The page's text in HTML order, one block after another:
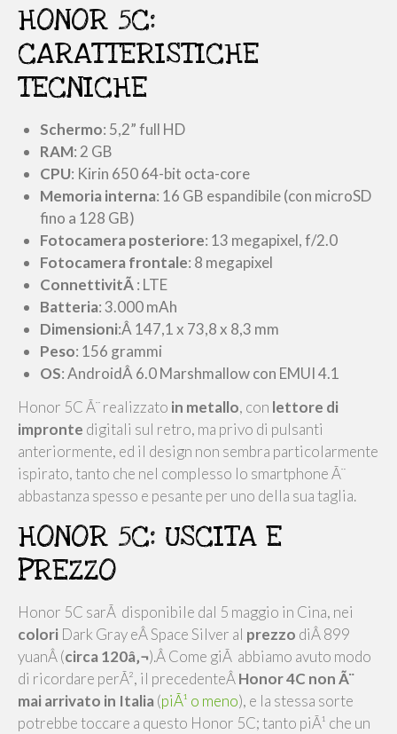
HONOR 5C:
CARATTERISTICHE
TECNICHE
Schermo: 5,2” full HD
RAM: 2 GB
CPU: Kirin 650 64-bit octa-core
Memoria interna: 16 GB espandibile (con microSD
fino a 128 GB)
Fotocamera posteriore: 13 megapixel, f/2.0
Fotocamera frontale: 8 megapixel
ConnettivitÃ: LTE
Batteria: 3.000 mAh
Dimensioni:Â 147,1 x 73,8 x 8,3 mm
Peso: 156 grammi
OS: AndroidÂ 6.0 Marshmallow con EMUI 4.1
Honor 5C Ã¨ realizzato in metallo, con lettore di
impronte digitali sul retro, ma privo di pulsanti
anteriormente, ed il design non sembra particolarmente
ispirato, tanto che nel complesso lo smartphone Ã¨
abbastanza spesso e pesante per uno della sua taglia.
HONOR 5C: USCITA E
PREZZO
Honor 5C sarÃ disponibile dal 5 maggio in Cina, nei
colori Dark Gray eÂ Space Silver al prezzo diÂ 899
yuanÂ (circa 120â‚¬).Â Come giÃ abbiamo avuto modo
di ricordare perÃ², il precedenteÂHonor 4C non Ã¨
mai arrivato in Italia (piÃ¹ o meno), e la stessa sorte
potrebbe toccare a questo Honor 5C; tanto piÃ¹ che un